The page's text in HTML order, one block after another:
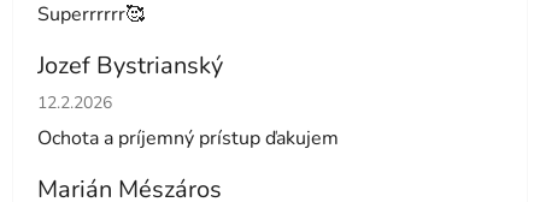
Superrrrrr🥰
Jozef Bystrianský
Hodnotenie obchodu je 5 z 5 hviezdičiek.
12.2.2026
Ochota a príjemný prístup ďakujem
Marián Mészáros